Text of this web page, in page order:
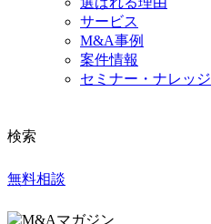
サービス
M&A事例
案件情報
セミナー・ナレッジ
検索
無料相談